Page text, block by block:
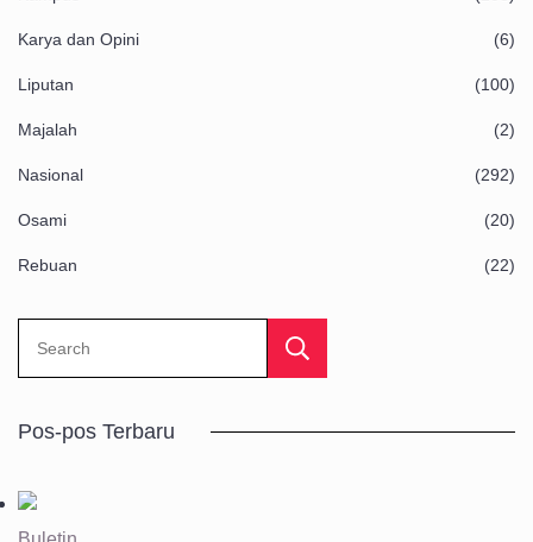
Karya dan Opini (6)
Liputan (100)
Majalah (2)
Nasional (292)
Osami (20)
Rebuan (22)
Pos-pos Terbaru